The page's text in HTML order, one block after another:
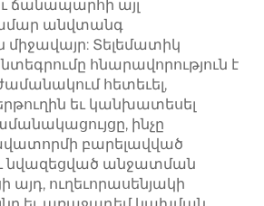
ճանապարհի այլ
անվտանգ
Տելեմատիկ
հնարավորություն է
հետեւել,
եւ կանխատեսել
ինչը
բարելավված
նվազեցված անջատման
ուղեւորասենյակի